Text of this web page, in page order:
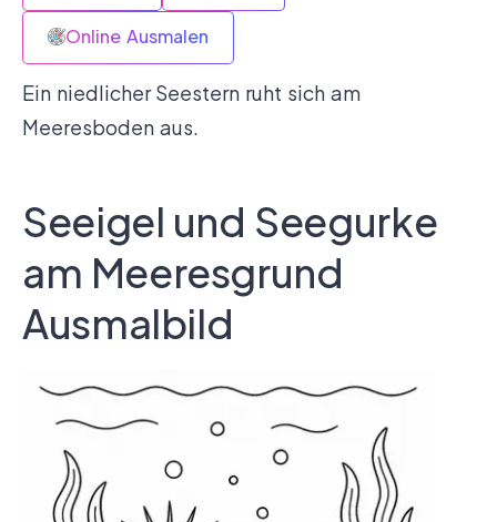
Online Ausmalen
Ein niedlicher Seestern ruht sich am
Meeresboden aus.
Seeigel und Seegurke
am Meeresgrund
Ausmalbild